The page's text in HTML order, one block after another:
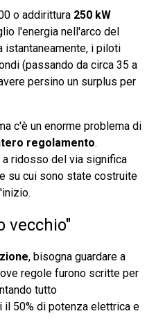
o addirittura 250 kW
l'energia nell'arco del
istantaneamente, i piloti
(passando da circa 35 a
persino un surplus per
c'è un enorme problema di
regolamento.
ridosso del via significa
su cui sono state costruite
vecchio"
, bisogna guardare a
regole furono scritte per
tutto
50% di potenza elettrica e